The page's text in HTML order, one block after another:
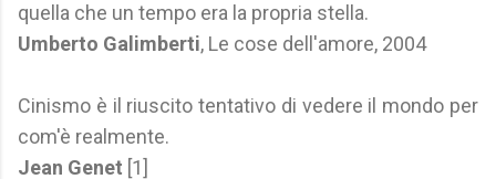
quella che un tempo era la propria stella.
Umberto Galimberti, Le cose dell'amore, 2004
Cinismo è il riuscito tentativo di vedere il mondo per
com'è realmente.
Jean Genet [1]